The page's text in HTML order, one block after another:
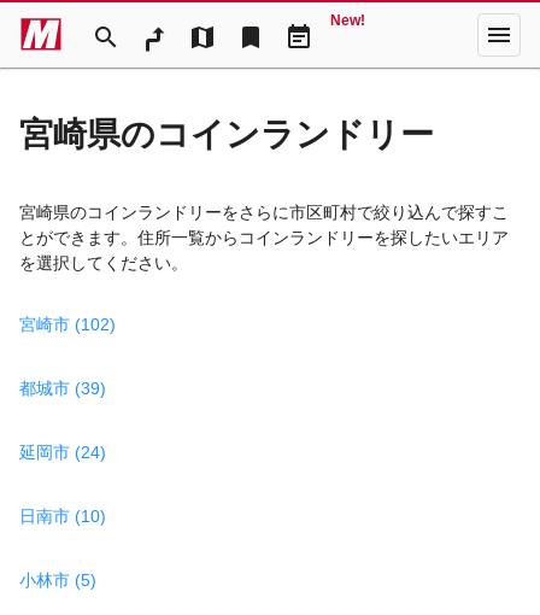
search map bookmark event_note
New! menu
宮崎県のコインランドリー
宮崎県のコインランドリーをさらに市区町村で絞り込んで探すこ
とができます。住所一覧からコインランドリーを探したいエリア
を選択してください。
宮崎市 (102)
都城市 (39)
延岡市 (24)
日南市 (10)
小林市 (5)